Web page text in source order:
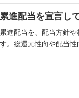
累進配当を宣言し
累進配当を、配当方針
す。総還元性向や配当性